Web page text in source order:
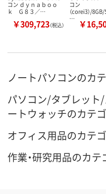
コン ｄｙｎａｂｏｏ
ｋ Ｇ８３／…
￥309,723（税込）
コン
（corei3）/
…
￥
ノートパソコンのカ
パソコン/タブレット
ートウォッチのカテ
オフィス用品のカテ
作業・研究用品のカテ